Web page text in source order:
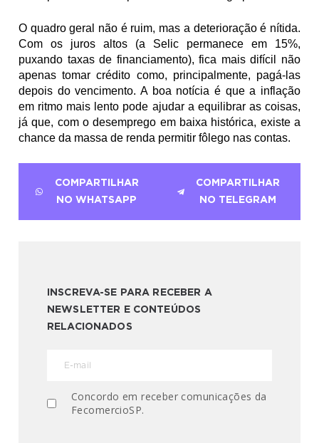
O quadro geral não é ruim, mas a deterioração é nítida.
Com os juros altos (a Selic permanece em 15%,
puxando taxas de financiamento), fica mais difícil não
apenas tomar crédito como, principalmente, pagá-las
depois do vencimento. A boa notícia é que a inflação
em ritmo mais lento pode ajudar a equilibrar as coisas,
já que, com o desemprego em baixa histórica, existe a
chance da massa de renda permitir fôlego nas contas.
COMPARTILHAR
NO WHATSAPP
COMPARTILHAR
NO TELEGRAM
INSCREVA-SE PARA RECEBER A
NEWSLETTER E CONTEÚDOS
RELACIONADOS
Concordo em receber comunicações da
FecomercioSP.